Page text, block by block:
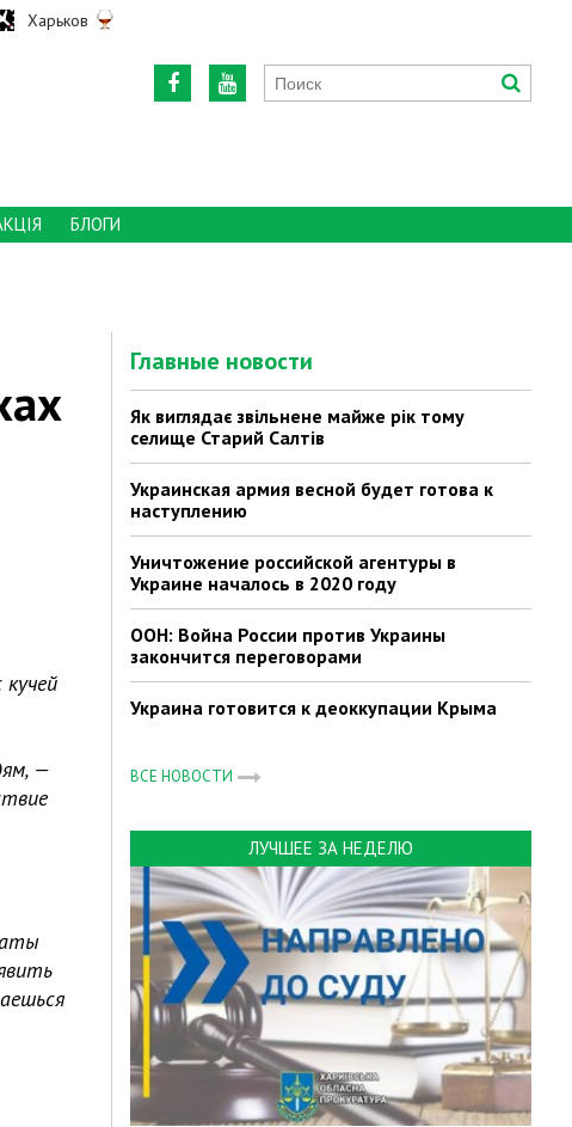
Харьков
БЛОГИ
—
Главные новости
Як виглядає звільнене майже рік тому
селище Старий Салтів
Украинская армия весной будет готова к
наступлению
Уничтожение российской агентуры в
Украине началось в 2020 году
ООН: Война России против Украины
закончится переговорами
Украина готовится к деоккупации Крыма
ВСЕ НОВОСТИ
ЛУЧШЕЕ ЗА НЕДЕЛЮ